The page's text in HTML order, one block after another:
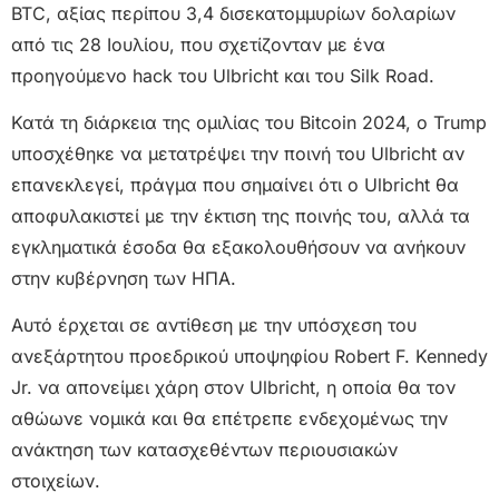
BTC, αξίας περίπου 3,4 δισεκατομμυρίων δολαρίων
από τις 28 Ιουλίου, που σχετίζονταν με ένα
προηγούμενο hack του Ulbricht και του Silk Road.
Κατά τη διάρκεια της ομιλίας του Bitcoin 2024, ο Trump
υποσχέθηκε να μετατρέψει την ποινή του Ulbricht αν
επανεκλεγεί, πράγμα που σημαίνει ότι ο Ulbricht θα
αποφυλακιστεί με την έκτιση της ποινής του, αλλά τα
εγκληματικά έσοδα θα εξακολουθήσουν να ανήκουν
στην κυβέρνηση των ΗΠΑ.
Αυτό έρχεται σε αντίθεση με την υπόσχεση του
ανεξάρτητου προεδρικού υποψηφίου Robert F. Kennedy
Jr. να απονείμει χάρη στον Ulbricht, η οποία θα τον
αθώωνε νομικά και θα επέτρεπε ενδεχομένως την
ανάκτηση των κατασχεθέντων περιουσιακών
στοιχείων.